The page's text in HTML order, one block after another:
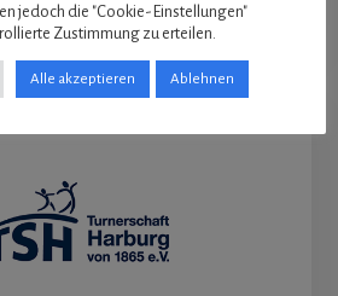
jedoch die "Cookie-Einstellungen"
Zustimmung zu erteilen.
Alle akzeptieren Ablehnen